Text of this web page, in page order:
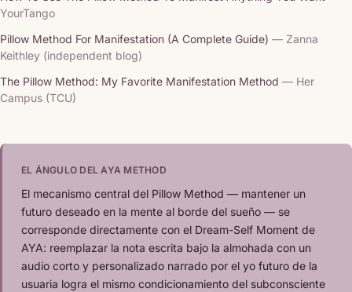
YourTango
Pillow Method For Manifestation (A Complete Guide) — Zanna
Keithley (independent blog)
The Pillow Method: My Favorite Manifestation Method — Her
Campus (TCU)
EL ÁNGULO DEL AYA METHOD
El mecanismo central del Pillow Method — mantener un
futuro deseado en la mente al borde del sueño — se
corresponde directamente con el Dream-Self Moment de
AYA: reemplazar la nota escrita bajo la almohada con un
audio corto y personalizado narrado por el yo futuro de la
usuaria logra el mismo condicionamiento del subconsciente